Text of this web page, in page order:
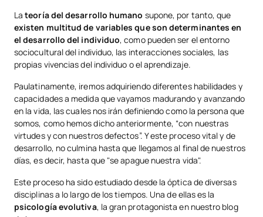
Lateoría del desarrollo humano supone, por tanto, que
existen multitud de variables que son determinantes en
el desarrollo del individuo, como pueden ser el entorno
sociocultural del individuo, las interacciones sociales, las
propias vivencias del individuo o el aprendizaje.
Paulatinamente, iremos adquiriendo diferentes habilidades y
capacidades a medida que vayamos madurando y avanzando
en la vida, las cuales nos irán definiendo como la persona que
somos, como hemos dicho anteriormente, “con nuestras
virtudes y con nuestros defectos”. Y este proceso vital y de
desarrollo, no culmina hasta que llegamos al final de nuestros
días, es decir, hasta que "se apague nuestra vida".
Este proceso ha sido estudiado desde la óptica de diversas
disciplinas a lo largo de los tiempos. Una de ellas es la
psicología evolutiva, la gran protagonista en nuestro blog